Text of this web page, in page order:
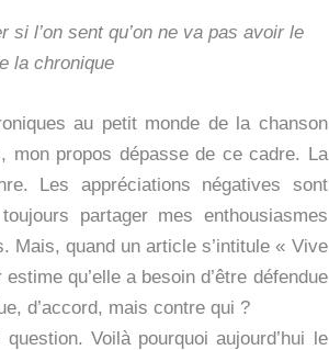
l’on sent qu’on ne va pas avoir le
la chronique
au petit monde de la chanson
mon propos dépasse de ce cadre. La
Les appréciations négatives sont
partager mes enthousiasmes
Mais, quand un article s’intitule « Vive
qu’elle a besoin d’être défendue
d’accord, mais contre qui ?
Voilà pourquoi aujourd’hui le